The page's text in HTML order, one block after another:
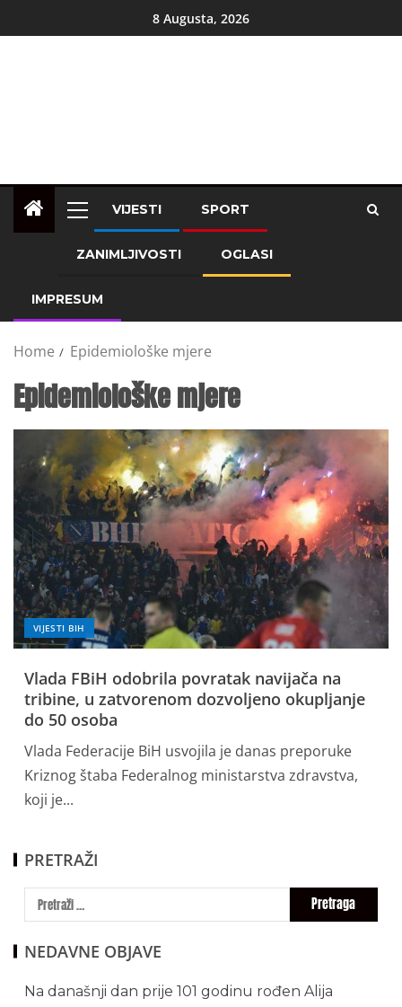
8 Augusta, 2026
VIJESTI SPORT
ZANIMLJIVOSTI OGLASI
IMPRESUM
Home Epidemiološke mjere
Epidemiološke mjere
VIJESTI BIH
Vlada FBiH odobrila povratak navijača na
tribine, u zatvorenom dozvoljeno okupljanje
do 50 osoba
Vlada Federacije BiH usvojila je danas preporuke
Kriznog štaba Federalnog ministarstva zdravstva,
koji je...
PRETRAŽI
NEDAVNE OBJAVE
Na današnji dan prije 101 godinu rođen Alija